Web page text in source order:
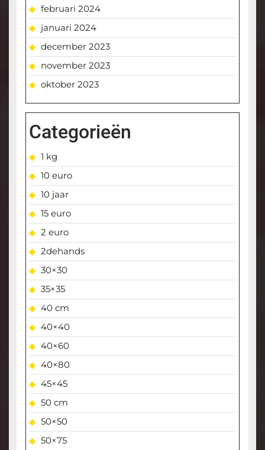
februari 2024
januari 2024
december 2023
november 2023
oktober 2023
Categorieën
1 kg
10 euro
10 jaar
15 euro
2 euro
2dehands
30×30
35×35
40 cm
40×40
40×60
40×80
45×45
50 cm
50×50
50×75